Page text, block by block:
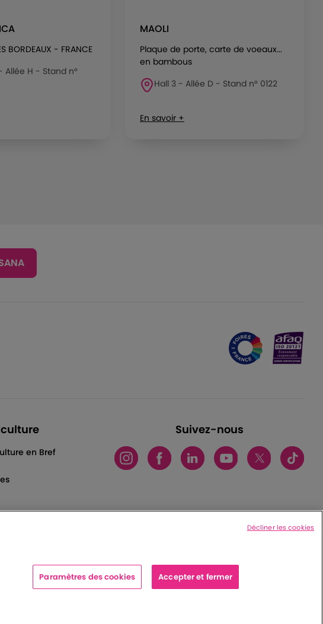
BORDEAUX - FRANCE
Allée H - Stand n°
MAOLI
Plaque de porte, carte de voeaux...
en bambous
Hall 3 - Allée D - Stand n° 0122
En savoir +
en Bref
Suivez-nous
Bordeaux cedex - France
And More|Charte de protection des données personnelles
Paramètres des cookies Accepter et fermer
Décliner les cookies